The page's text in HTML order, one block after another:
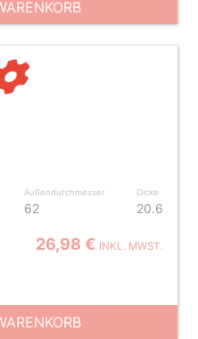
Außendurchmesser
62
Dicke
20.6
26,98 € INKL. MWST.